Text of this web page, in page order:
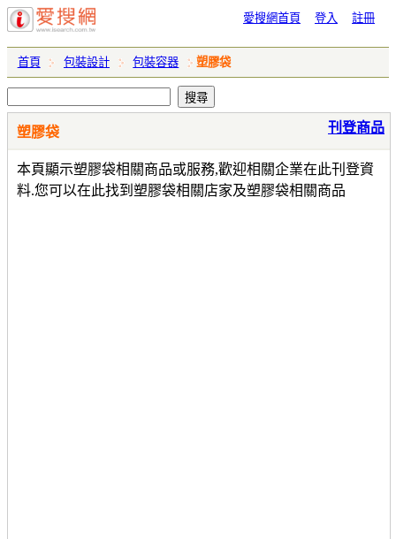
愛搜網首頁 登入 註冊
首頁 包裝設計 包裝容器 塑膠袋
塑膠袋
本頁顯示塑膠袋相關商品或服務,歡迎相關企業在此刊登資
料.您可以在此找到塑膠袋相關店家及塑膠袋相關商品
刊登商品